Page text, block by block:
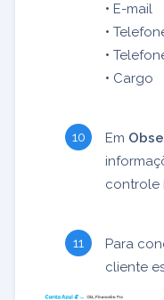
• E-mail
•
•
• Cargo
Em
controle
Para
cliente